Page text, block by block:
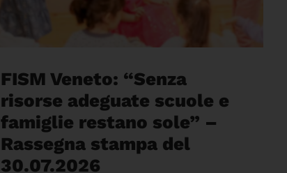
FISM Veneto: “Senza
risorse adeguate scuole e
famiglie restano sole” –
Rassegna stampa del
30.07.2026